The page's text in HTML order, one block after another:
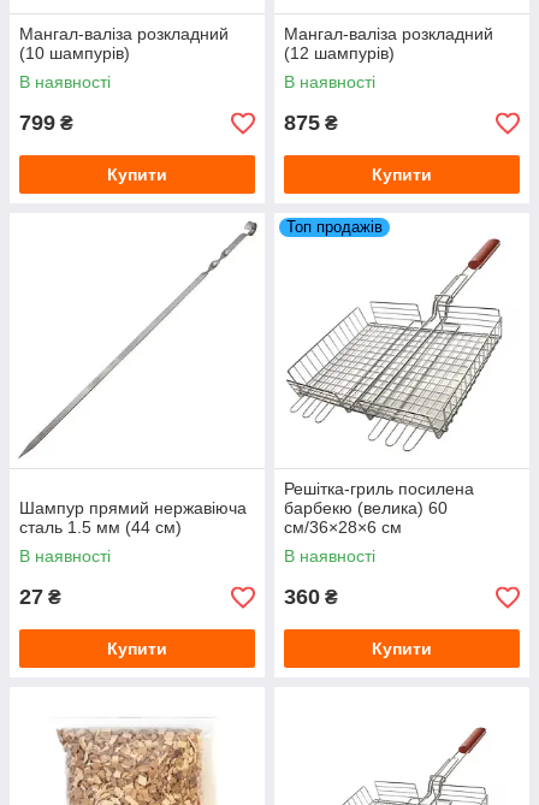
Мангал-валіза розкладний
(10 шампурів)
В наявності
799 ₴
Купити
Мангал-валіза розкладний
(12 шампурів)
В наявності
875 ₴
Купити
Шампур прямий нержавіюча
сталь 1.5 мм (44 см)
В наявності
27 ₴
Купити
Топ продажів
Решітка-гриль посилена
барбекю (велика) 60
см/36×28×6 см
В наявності
360 ₴
Купити